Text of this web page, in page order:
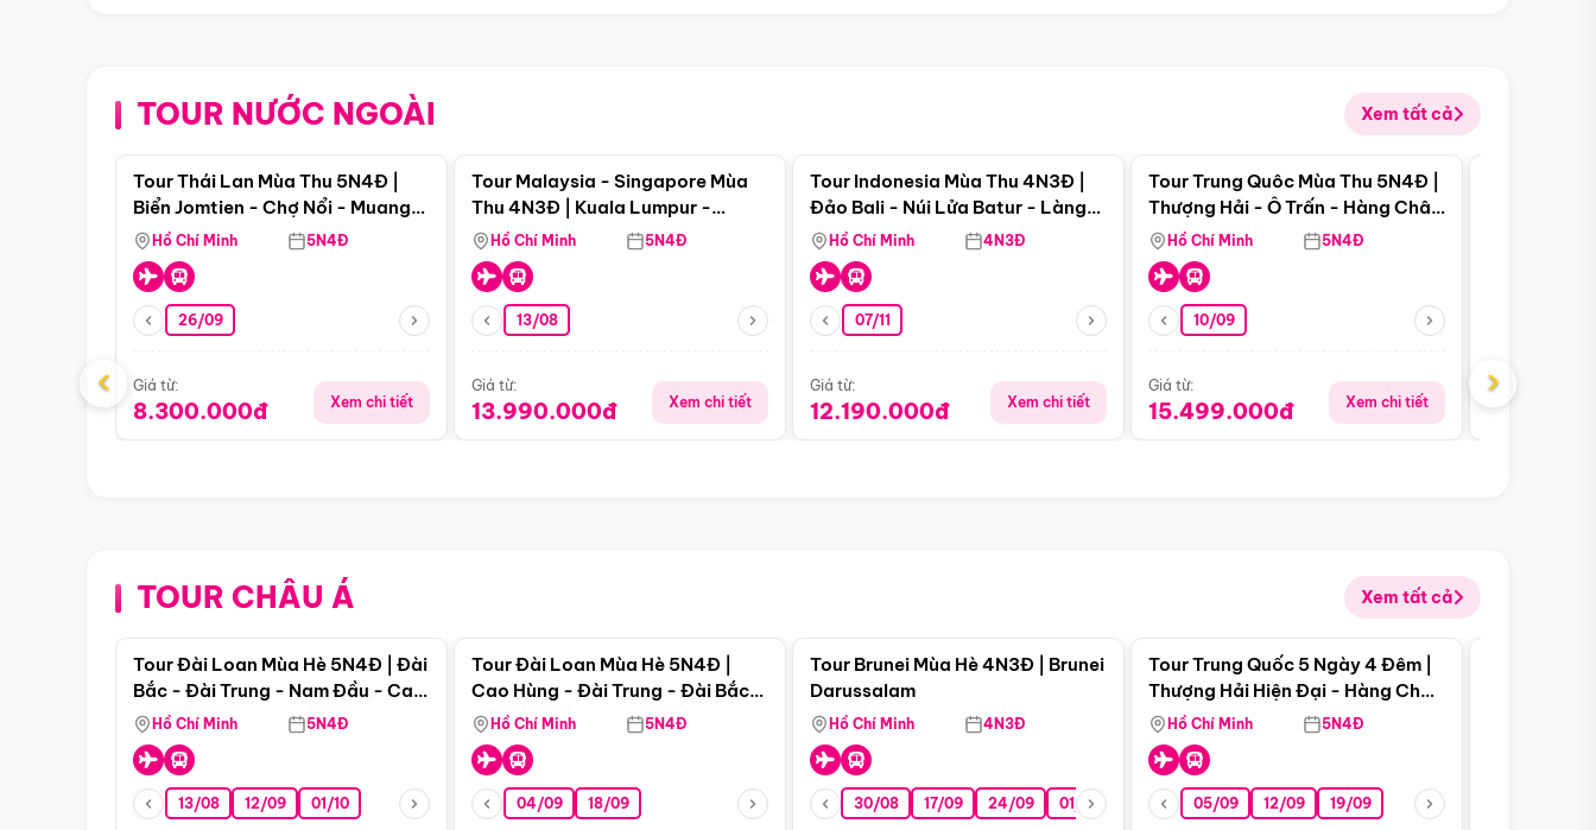
TOUR NƯỚC NGOÀI Xem tất cả
Điểm nổi bật
Tour Thái Lan Mùa Thu 5N4Đ |
Biển Jomtien - Chợ Nổi - Muang
Boran - Suanthai (Bay Vietnam
Airlines)
Hồ Chí Minh 5N4Đ
26/09
Giá từ:
8.300.000đ Xem chi tiết
Tour Malaysia - Singapore Mùa
Thu 4N3Đ | Kuala Lumpur -
Malacca - Johor Baru -
Singapore
Hồ Chí Minh 5N4Đ
13/08
Giá từ:
13.990.000đ Xem chi tiết
Tour Indonesia Mùa Thu 4N3Đ |
Đảo Bali - Núi Lửa Batur - Làng
Penglipuran
Hồ Chí Minh 4N3Đ
07/11
Giá từ:
12.190.000đ Xem chi tiết
Điểm nổi bật
Tour Trung Quôc Mùa Thu 5N4Đ |
Thượng Hải - Ô Trấn - Hàng Châu
(Tour Không Shopping)
Hồ Chí Minh 5N4Đ
10/09
Giá từ:
15.499.000đ Xem chi tiết
Giá từ:
‹ ›
TOUR CHÂU Á Xem tất cả
Điểm nổi bật
Tour Đài Loan Mùa Hè 5N4Đ | Đài
Bắc - Đài Trung - Nam Đầu - Cao
Hùng ( Bay Vn)
Hồ Chí Minh 5N4Đ
13/08 12/09 01/10
Tour Đài Loan Mùa Hè 5N4Đ |
Cao Hùng - Đài Trung - Đài Bắc
(Bay Vj)
Hồ Chí Minh 5N4Đ
04/09 18/09
Tour Brunei Mùa Hè 4N3Đ | Brunei
Darussalam
Hồ Chí Minh 4N3Đ
30/08 17/09 24/09 01/10 15/10 29/10
Điểm nổi bật
Tour Trung Quốc 5 Ngày 4 Đêm |
Thượng Hải Hiện Đại - Hàng Châu
Nên Thơ - Ô Trấn Cổ Kính
Hồ Chí Minh 5N4Đ
05/09 12/09 19/09